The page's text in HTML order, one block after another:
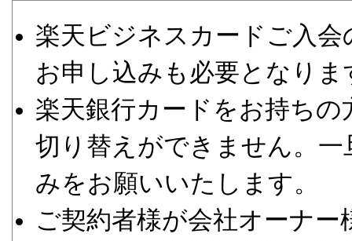
楽天ビジネスカードご入
お申し込みも必要となり
楽天銀行カードをお持ち
切り替えができません。
みをお願いいたします。
ご契約者様が会社オーナ